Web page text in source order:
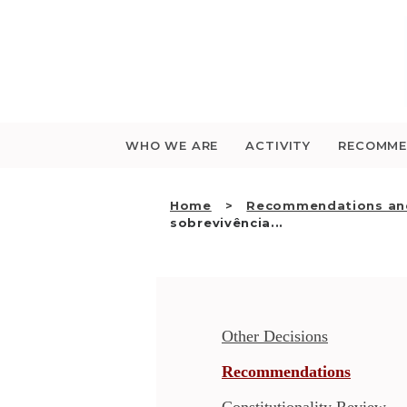
WHO WE ARE ACTIVITY
Home Recommendations
sobrevivência...
Other Decisions
Recommendations